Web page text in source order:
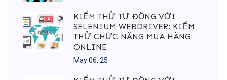
KIỂM THỬ TỰ ĐỘNG VỚI
SELENIUM WEBDRIVER: KIỂM
THỬ CHỨC NĂNG MUA HÀNG
ONLINE
May 06, 25